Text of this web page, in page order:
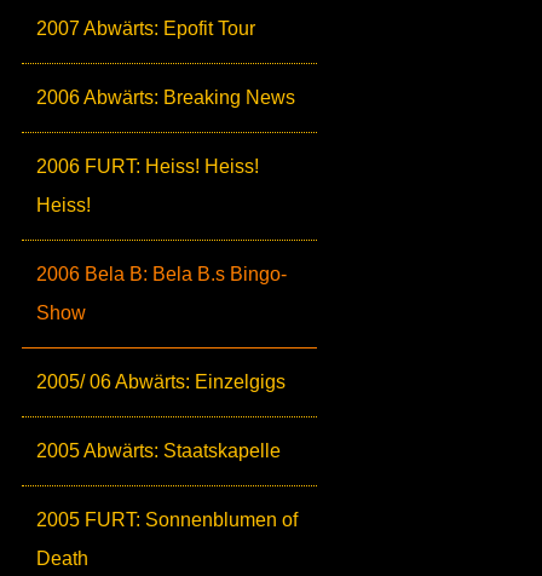
2007 Abwärts: Epofit Tour
2006 Abwärts: Breaking News
2006 FURT: Heiss! Heiss!
Heiss!
2006 Bela B: Bela B.s Bingo-
Show
2005/ 06 Abwärts: Einzelgigs
2005 Abwärts: Staatskapelle
2005 FURT: Sonnenblumen of
Death